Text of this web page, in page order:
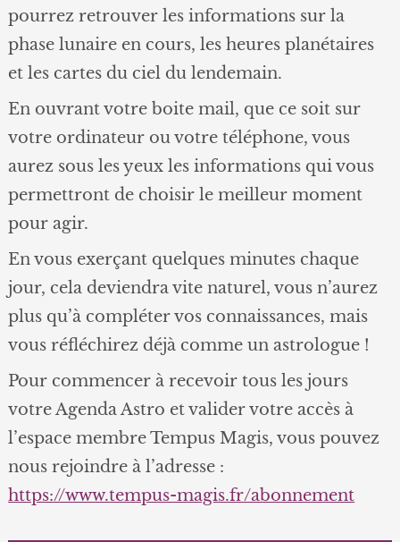
pourrez retrouver les informations sur la
phase lunaire en cours, les heures planétaires
et les cartes du ciel du lendemain.
En ouvrant votre boite mail, que ce soit sur
votre ordinateur ou votre téléphone, vous
aurez sous les yeux les informations qui vous
permettront de choisir le meilleur moment
pour agir.
En vous exerçant quelques minutes chaque
jour, cela deviendra vite naturel, vous n’aurez
plus qu’à compléter vos connaissances, mais
vous réfléchirez déjà comme un astrologue !
Pour commencer à recevoir tous les jours
votre Agenda Astro et valider votre accès à
l’espace membre Tempus Magis, vous pouvez
nous rejoindre à l’adresse :
https://www.tempus-magis.fr/abonnement